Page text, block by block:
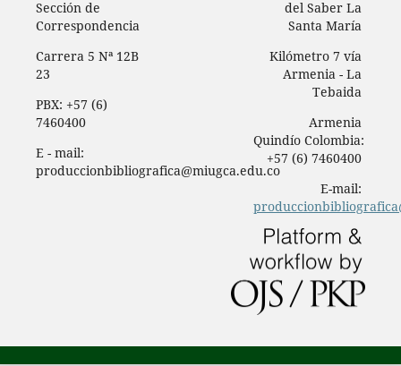
Sección de
Correspondencia
Carrera 5 Nª 12B
23
PBX: +57 (6)
7460400
E - mail:
produccionbibliografica@miugca.edu.co
del Saber La
Santa María
Kilómetro 7 vía
Armenia - La
Tebaida
Armenia
Quindío Colombia:
+57 (6) 7460400
E-mail: